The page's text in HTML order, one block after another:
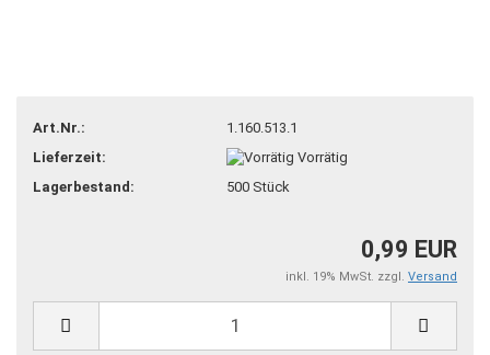
Art.Nr.:
1.160.513.1
Lieferzeit:
Vorrätig
Lagerbestand:
500 Stück
0,99 EUR
inkl. 19% MwSt. zzgl. Versand